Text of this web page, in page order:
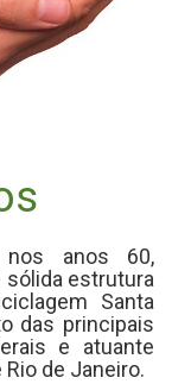
nos anos 60,
sólida estrutura
Santa
das principais
e atuante
de Janeiro.